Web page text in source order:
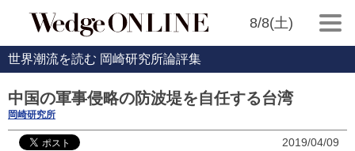
8/8(土)
世界潮流を読む 岡崎研究所論評集
中国の軍事侵略の防波堤を自任する台湾
岡崎研究所
2019/04/09